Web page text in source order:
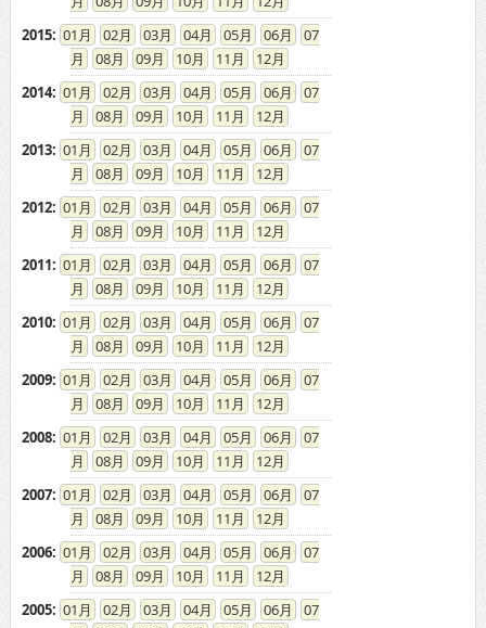
2015: 01 02 03 04 05 06
07
08
09 10 11
12
2014: 01 02 03 04 05 06
07
08
09 10 11
12
2013: 01 02 03 04 05 06
07
08
09 10 11
12
2012: 01 02 03 04 05 06
07
08
09 10 11
12
2011: 01 02 03 04 05 06
07
08
09 10 11
12
2010: 01 02 03 04 05 06
07
08
09 10 11
12
2009: 01 02 03 04 05 06
07
08
09 10 11
12
2008: 01 02 03 04 05 06
07
08
09 10 11
12
2007: 01 02 03 04 05 06
07
08
09 10 11
12
2006: 01 02 03 04 05 06
07
08
09 10 11
12
2005: 01 02 03 04 05 06
07